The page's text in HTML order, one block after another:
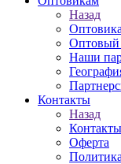
Назад
Оптовый
Наши
Контакты
Назад
Контакты
Оферта